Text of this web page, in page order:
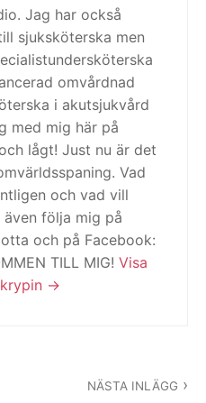
Jag har också
sjuksköterska men
omvårdnad
i akutsjukvård
med mig här på
lågt! Just nu är det
Vad
och vad vill
följa mig på
och på Facebook:
TILL MIG! Visa
NÄSTA INLÄGG